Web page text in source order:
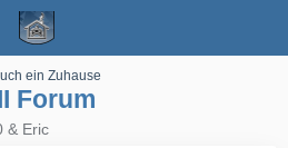
ein Zuhause
Forum
& Eric